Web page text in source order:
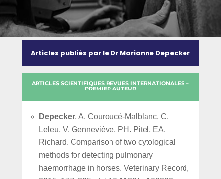
Articles publiés par le Dr Marianne Depecker
ARTICLES SCIENTIFIQUES REVUES INTERNATIONALES –
PREMIER AUTEUR
Depecker, A. Couroucé-Malblanc, C.
Leleu, V. Genneviève, PH. Pitel, EA.
Richard. Comparison of two cytological
methods for detecting pulmonary
haemorrhage in horses. Veterinary Record,